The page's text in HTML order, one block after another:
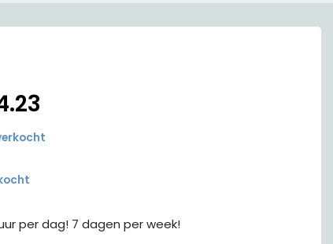
per dag! 7 dagen per week!